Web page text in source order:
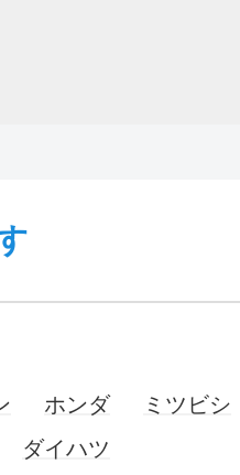
ホンダ
ミツビシ
ダイハツ